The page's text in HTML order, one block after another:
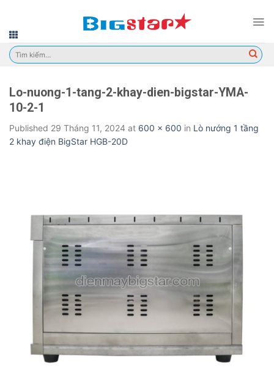
content
Tìm
kiếm:
Lo-nuong-1-tang-2-khay-dien-bigstar-YMA-
10-2-1
Published 29 Tháng 11, 2024 at 600 × 600 in Lò nướng 1 tầng
2 khay điện BigStar HGB-20D